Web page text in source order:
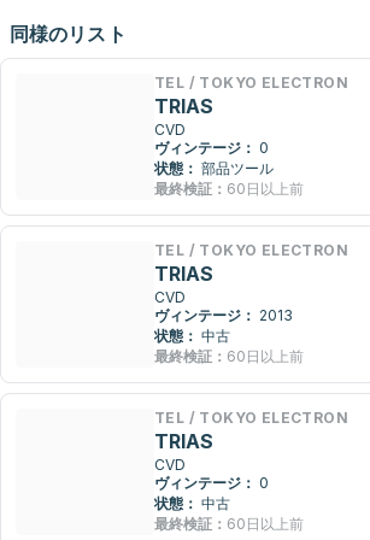
同様のリスト
TEL / TOKYO ELECTRON
TRIAS
CVD
ヴィンテージ： 0
状態： 部品ツール
最終検証： 60日以上前
TEL / TOKYO ELECTRON
TRIAS
CVD
ヴィンテージ： 2013
状態： 中古
最終検証： 60日以上前
TEL / TOKYO ELECTRON
TRIAS
CVD
ヴィンテージ： 0
状態： 中古
最終検証： 60日以上前